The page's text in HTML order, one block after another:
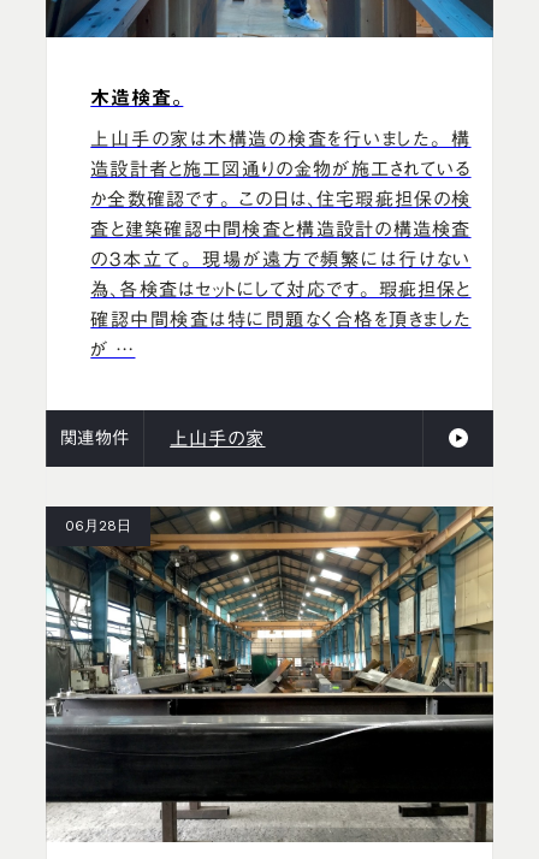
木造検査。
上山手の家は木構造の検査を行いました。 構
造設計者と施工図通りの金物が施工されている
か全数確認です。 この日は、住宅瑕疵担保の検
査と建築確認中間検査と構造設計の構造検査
の３本立て。 現場が遠方で頻繁には行けない
為、各検査はセットにして対応です。 瑕疵担保と
確認中間検査は特に問題なく合格を頂きました
が …
関連物件 上山手の家
06月28日